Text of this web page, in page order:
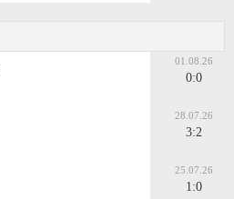
01.08.26
0:0
28.07.26
3:2
25.07.26
1:0